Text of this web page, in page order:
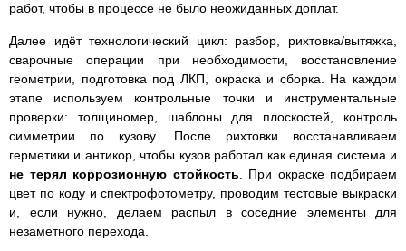
работ, чтобы в процессе не было неожиданных доплат.
Далее идёт технологический цикл: разбор, рихтовка/вытяжка,
сварочные операции при необходимости, восстановление
геометрии, подготовка под ЛКП, окраска и сборка. На каждом
этапе используем контрольные точки и инструментальные
проверки: толщиномер, шаблоны для плоскостей, контроль
симметрии по кузову. После рихтовки восстанавливаем
герметики и антикор, чтобы кузов работал как единая система и
не терял коррозионную стойкость . При окраске подбираем
цвет по коду и спектрофотометру, проводим тестовые выкраски
и, если нужно, делаем распыл в соседние элементы для
незаметного перехода.